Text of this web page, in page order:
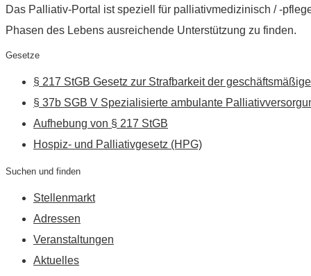
Das Palliativ-Portal ist speziell für palliativmedizinisch / -
Phasen des Lebens ausreichende Unterstützung zu finden.
Gesetze
§ 217 StGB Gesetz zur Strafbarkeit der
§ 37b SGB V Spezialisierte ambulante
Aufhebung von § 217 StGB
Hospiz- und Palliativgesetz (HPG)
Suchen und finden
Stellenmarkt
Adressen
Veranstaltungen
Aktuelles